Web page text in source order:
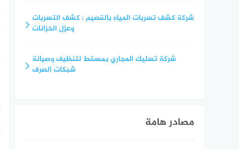
شركة كشف تسربات المياه بالقصيم : كشف التسربات
وعزل الخزانات
شركة تسليك المجاري بمسقط لتنظيف وصيانة
شبكات الصرف
مصادر هامة